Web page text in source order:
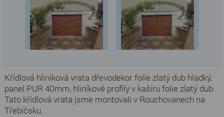
Křídlová hliníková vrata dřevodekor folie zlatý dub hladký,
panel PUR 40mm, hliníkové profily v kašíru folie zlatý dub.
Tato křídlová vrata jsme montovali v Rouchovanech na
Třebíčsku.